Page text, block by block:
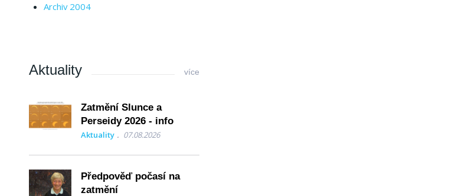
Archiv 2004
Aktuality více
Zatmění Slunce a
Perseidy 2026 - info
Aktuality 07.08.2026
Předpověď počasí na
zatmění